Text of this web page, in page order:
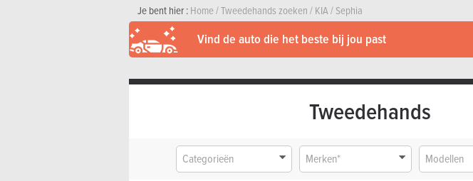
Je bent hier :Home/Tweedehands zoeken/KIA/Sephia
Vind de auto die het beste bij jou past
Tweedehands
Categorieën Merken* Modellen